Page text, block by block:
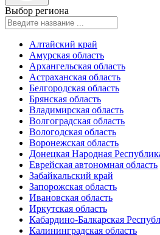
Выбор региона
Алтайский край
Амурская область
Архангельская область
Астраханская область
Белгородская область
Брянская область
Владимирская область
Волгоградская область
Вологодская область
Воронежская область
Донецкая Народная
Еврейская автономная область
Забайкальский край
Запорожская область
Ивановская область
Иркутская область
Кабардино-Балкарская
Калининградская область